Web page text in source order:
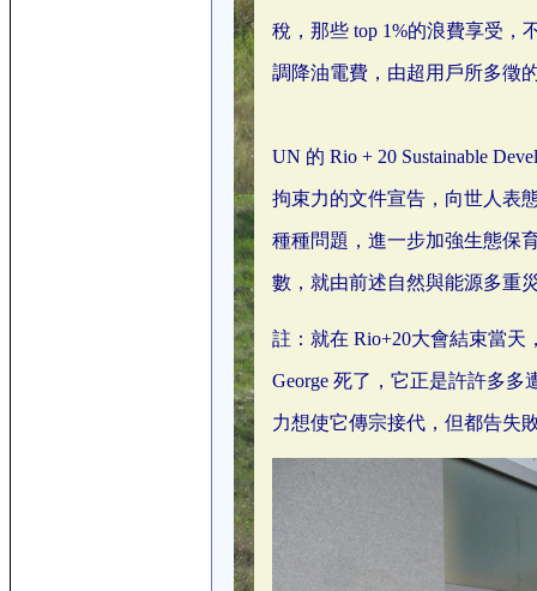
稅，那些 top 1%的浪費享受，
調降油電費，由超用戶所多徵
UN 的 Rio + 20 Sustainable
拘束力的文件宣告，向世人表
種種問題，進一步加強生態保
數，就由前述自然與能源多重
註：就在 Rio+20大會結束當天
George 死了，它正是許許多
力想使它傳宗接代，但都告失